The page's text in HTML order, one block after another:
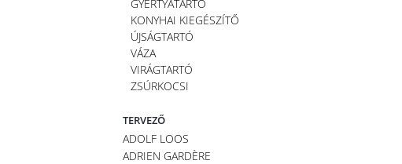
GYERTYATARTÓ
KONYHAI KIEGÉSZÍTŐ
ÚJSÁGTARTÓ
VÁZA
VIRÁGTARTÓ
ZSÚRKOCSI
TERVEZŐ
ADOLF LOOS
ADRIEN GARDÈRE